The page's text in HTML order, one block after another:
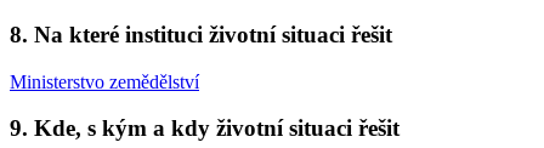
8. Na které instituci životní situaci řešit
Ministerstvo zemědělství
9. Kde, s kým a kdy životní situaci řešit